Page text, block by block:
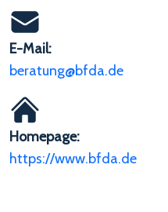
E-Mail:
beratung@bfda.de
Homepage:
https://www.bfda.de